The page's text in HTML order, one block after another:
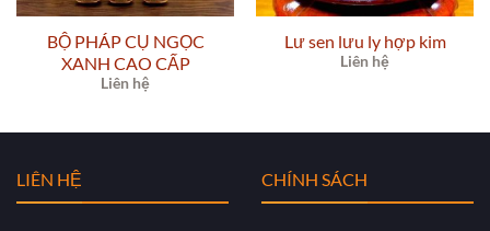
BỘ PHÁP CỤ NGỌC
XANH CAO CẤP
Liên hệ
Lư sen lưu ly hợp kim
Liên hệ
LIÊN HỆ CHÍNH SÁCH